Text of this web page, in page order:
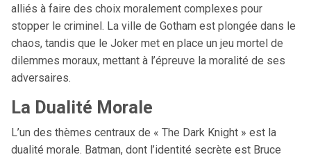
alliés à faire des choix moralement complexes pour
stopper le criminel. La ville de Gotham est plongée dans le
chaos, tandis que le Joker met en place un jeu mortel de
dilemmes moraux, mettant à l’épreuve la moralité de ses
adversaires.
La Dualité Morale
L’un des thèmes centraux de « The Dark Knight » est la
dualité morale. Batman, dont l’identité secrète est Bruce